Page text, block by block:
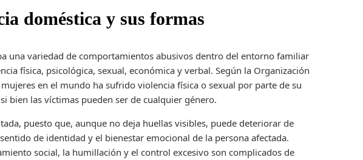
doméstica y sus formas
una variedad de comportamientos abusivos dentro del entorno familiar
física, psicológica, sexual, económica y verbal. Según la Organización
en el mundo ha sufrido violencia física o sexual por parte de su
bien las víctimas pueden ser de cualquier género.
puesto que, aunque no deja huellas visibles, puede deteriorar de
de identidad y el bienestar emocional de la persona afectada.
social, la humillación y el control excesivo son complicados de